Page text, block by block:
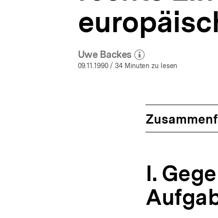
Uwe Backes
(Mehr zum Autor)
öffnen
09.11.1990/ 34 Minuten zu lesen
I.